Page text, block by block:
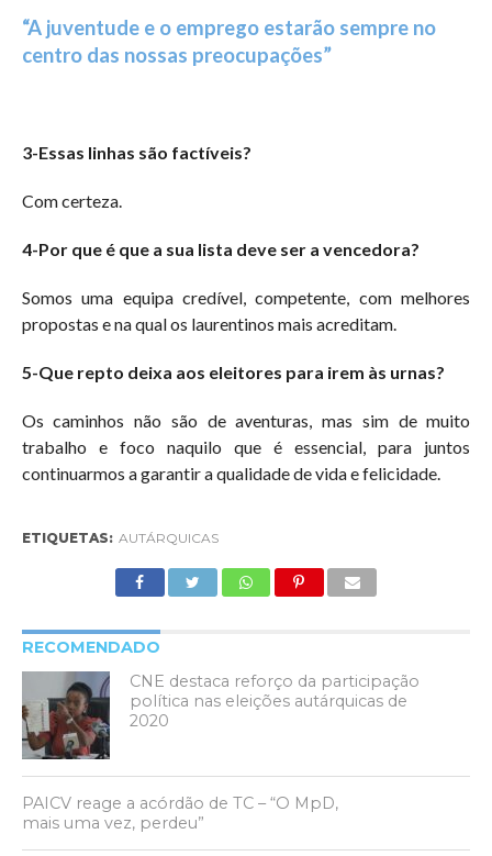
“A juventude e o emprego estarão sempre no
centro das nossas preocupações”
3-Essas linhas são factíveis?
Com certeza.
4-Por que é que a sua lista deve ser a vencedora?
Somos uma equipa credível, competente, com melhores
propostas e na qual os laurentinos mais acreditam.
5-Que repto deixa aos eleitores para irem às urnas?
Os caminhos não são de aventuras, mas sim de muito
trabalho e foco naquilo que é essencial, para juntos
continuarmos a garantir a qualidade de vida e felicidade.
ETIQUETAS: AUTÁRQUICAS
RECOMENDADO
CNE destaca reforço da participação
política nas eleições autárquicas de
2020
PAICV reage a acórdão de TC – “O MpD,
mais uma vez, perdeu”